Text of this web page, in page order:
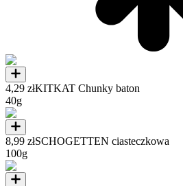
4,29 złKITKAT Chunky baton
40g
8,99 złSCHOGETTEN ciasteczkowa
100g